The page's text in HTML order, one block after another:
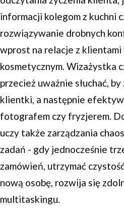
informacji kolegom z kuchni
rozwiązywanie drobnych
wprost na relacje z klientami
kosmetycznym. Wizażystka
przecież uważnie słuchać,
klientki, a następnie
fotografem czy fryzjerem.
uczy także zarządzania
zadań - gdy jednocześnie
zamówień, utrzymać
nową osobę, rozwija się
multitaskingu.